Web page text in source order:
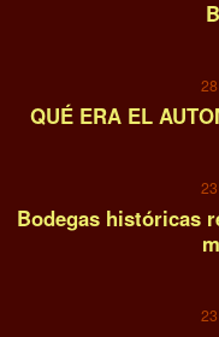
QUÉ ERA EL
Bodegas históricas